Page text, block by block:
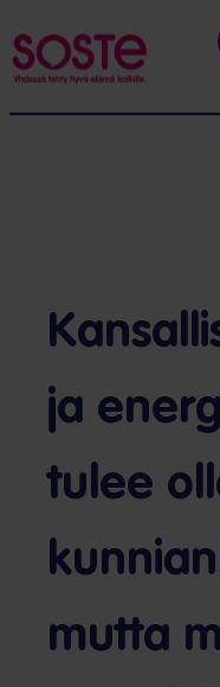
ja
tulee
mutta